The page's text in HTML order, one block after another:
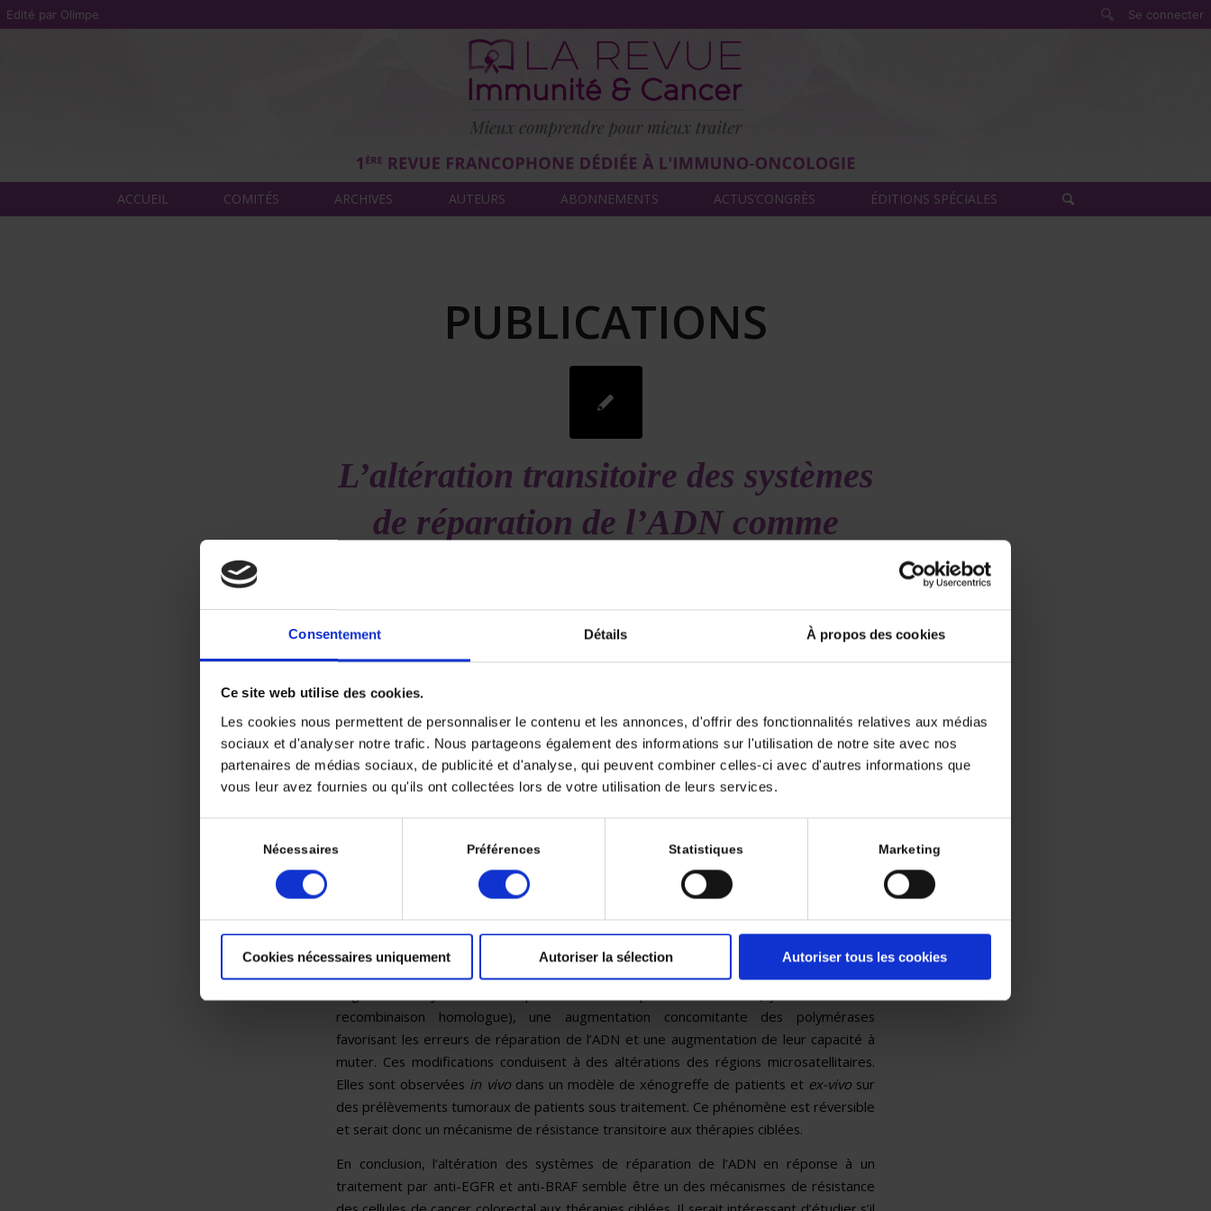
Consentement Détails À propos des cookies
Ce site web utilise des cookies.
Les cookies nous permettent de personnaliser le contenu et les annonces, d'offrir des fonctionnalités relatives aux médias
sociaux et d'analyser notre trafic. Nous partageons également des informations sur l'utilisation de notre site avec nos
partenaires de médias sociaux, de publicité et d'analyse, qui peuvent combiner celles-ci avec d'autres informations que
vous leur avez fournies ou qu'ils ont collectées lors de votre utilisation de leurs services.
consentement
Nécessaires Préférences Statistiques Marketing
Cookies nécessaires uniquement Autoriser la sélection Autoriser tous les cookies
ACCUEIL COMITÉS ARCHIVES AUTEURS ABONNEMENTS ACTUS’CONGRÈS ÉDITIONS SPÉCIALES
PUBLICATIONS
L’altération transitoire des systèmes
de réparation de l’ADN comme
thérapies ciblées dans le cancer
colorectal
La résistance des cellules tumorales aux thérapies ciblées a un impact clinique majeur
dans le traitement du cancer, toutes causes confondues. Les mécanismes de
résistance semblent multiples mais restent encore à déterminer, à l’instar de ceux
observés chez les bactéries.
L’objectif de cette étude est d’évaluer l’adaptation des systèmes de réparation et de
réplication de l’ADN de cellules de cancer colorectal comme mécanisme de résistance
aux thérapies ciblées. Plusieurs lignées cellulaires humaines de cancer colorectal
mutées (mutation V600E) et sauvages ont été utilisées et traitées par cetuximab seul
ou cetuximab et dabrafenib pour les cellulesBRAFmutées.
recombinaison homologue), une augmen­tation concomitante des polymérases
favorisant les erreurs de réparation de l’ADN et une augmentation de leur capacité à
muter. Ces modifications conduisent à des altérations des régions microsatellitaires.
Elles sont observées in vivo dans un modèle de xénogreffe de patients et ex-vivo sur
des prélèvements tumoraux de patients sous traitement. Ce phénomène est réversible
et serait donc un mécanisme de résistance tran­sitoire aux thérapies ciblées.
En conclusion, l’altération des systèmes de réparation de l’ADN en réponse à un
traitement par anti-EGFR et anti-BRAF semble être un des mécanismes de résistance
Edité par Olimpe Se connecter
Rechercher